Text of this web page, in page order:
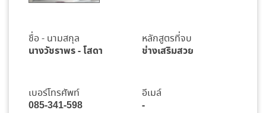
ชื่อ - นามสกุล
นางวัชราพร - โสดา
หลักสูตรที่จบ
ช่างเสริมสวย
เบอร์โทรศัพท์
085-341-598
อีเมล์
-